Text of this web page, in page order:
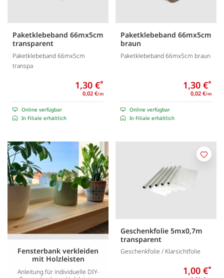
Paketklebeband 66mx5cm
transparent
Paketklebeband 66mx5cm
transpa
1,30 €*
0,02 €/m
Online verfügbar
In Filiale erhältlich
Paketklebeband 66mx5cm
braun
Paketklebeband 66mx5cm braun
1,30 €*
0,02 €/m
Online verfügbar
In Filiale erhältlich
Fensterbank verkleiden
mit Holzleisten
Anleitung für individuelle DIY-
Geschenkfolie 5mx0,7m
transparent
Geschenkfolie / Klarsichtfolie
1,00 €*